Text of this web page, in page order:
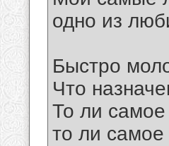
одно из
Быстро
Что
То ли самое
то ли самое